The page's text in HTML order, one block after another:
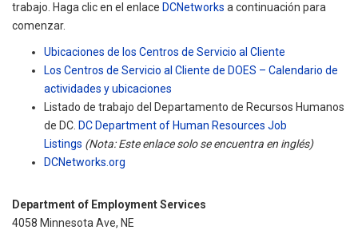
trabajo. Haga clic en el enlace DCNetworks a continuación para
comenzar.
Ubicaciones de los Centros de Servicio al Cliente
Los Centros de Servicio al Cliente de DOES – Calendario de
actividades y ubicaciones
Listado de trabajo del Departamento de Recursos Humanos
de DC. DC Department of Human Resources Job
Listings (Nota: Este enlace solo se encuentra en inglés)
DCNetworks.org
Department of Employment Services
4058 Minnesota Ave, NE